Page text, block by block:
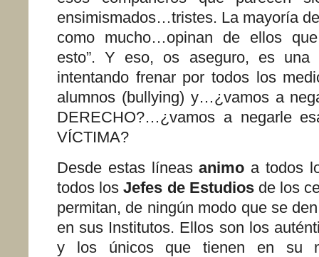
ensimismados…tristes. La mayoría
como mucho…opinan de ellos
esto”. Y eso, os aseguro, es una
intentando frenar por todos los
alumnos (bullying) y…¿vamos a
DERECHO?…¿vamos a negarle
VÍCTIMA?
Desde estas líneasanimo a todos
todos losJefes de Estudiosde los
permitan, de ningún modo que se
en sus Institutos. Ellos son los
y los únicos que tienen en su